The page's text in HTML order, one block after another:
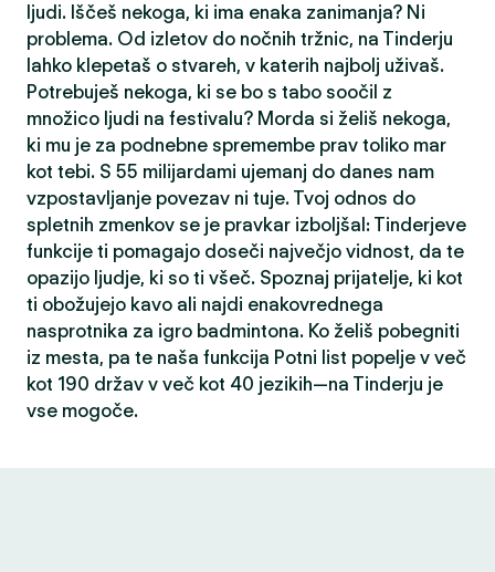
ljudi. Iščeš nekoga, ki ima enaka zanimanja? Ni
problema. Od izletov do nočnih tržnic, na Tinderju
lahko klepetaš o stvareh, v katerih najbolj uživaš.
Potrebuješ nekoga, ki se bo s tabo soočil z
množico ljudi na festivalu? Morda si želiš nekoga,
ki mu je za podnebne spremembe prav toliko mar
kot tebi. S 55 milijardami ujemanj do danes nam
vzpostavljanje povezav ni tuje. Tvoj odnos do
spletnih zmenkov se je pravkar izboljšal: Tinderjeve
funkcije ti pomagajo doseči največjo vidnost, da te
opazijo ljudje, ki so ti všeč. Spoznaj prijatelje, ki kot
ti obožujejo kavo ali najdi enakovrednega
nasprotnika za igro badmintona. Ko želiš pobegniti
iz mesta, pa te naša funkcija Potni list popelje v več
kot 190 držav v več kot 40 jezikih—na Tinderju je
vse mogoče.